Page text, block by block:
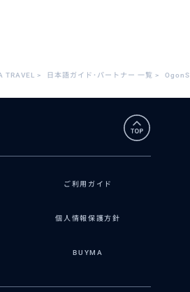
TRAVEL > 日本語ガイド･パートナー 一覧 > OgonS
ご利用ガイド
個人情報保護方針
BUYMA